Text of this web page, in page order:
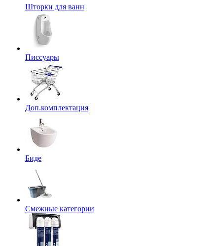
Шторки для ванн
Писсуары
Доп.комплектация
Биде
Смежные категории